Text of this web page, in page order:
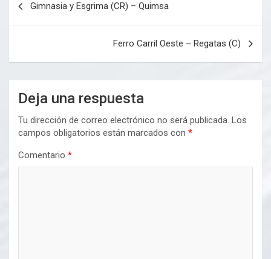
Gimnasia y Esgrima (CR) – Quimsa
Ferro Carril Oeste – Regatas (C)
Deja una respuesta
Tu dirección de correo electrónico no será publicada. Los
campos obligatorios están marcados con *
Comentario *